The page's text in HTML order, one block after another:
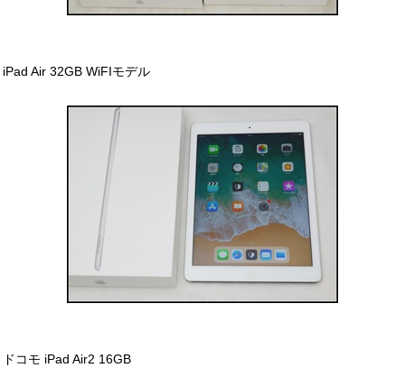
iPad Air 32GB WiFIモデル
ドコモ iPad Air2 16GB